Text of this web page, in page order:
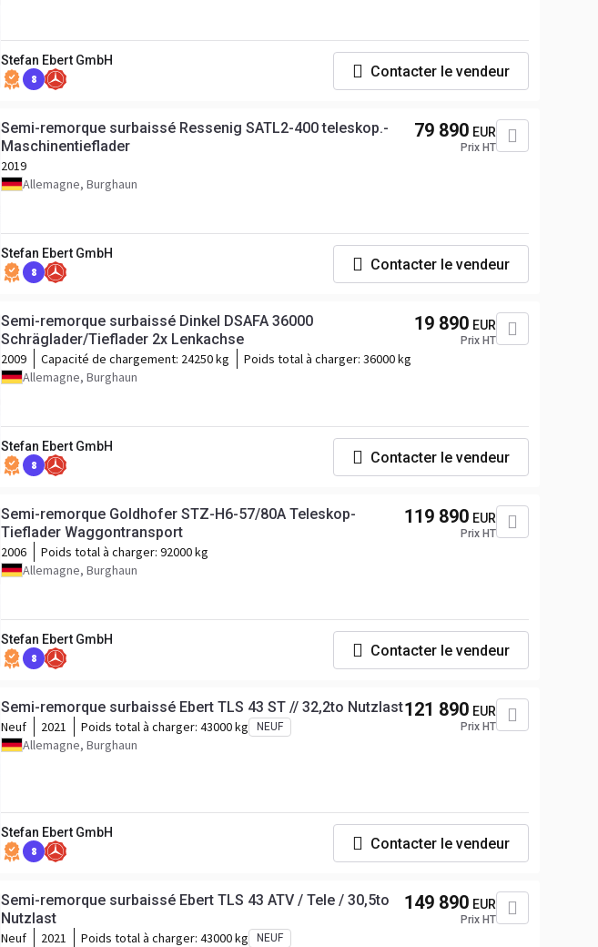
Stefan Ebert GmbH
8 Contacter le vendeur
Semi-remorque surbaissé Ressenig SATL2-400 teleskop.-
Maschinentieflader
2019
Allemagne, Burghaun
79 890 EUR
Prix HT
Stefan Ebert GmbH
8 Contacter le vendeur
Semi-remorque surbaissé Dinkel DSAFA 36000
Schräglader/Tieflader 2x Lenkachse
2009 Capacité de chargement: 24250 kg Poids total à charger: 36000 kg
Allemagne, Burghaun
19 890 EUR
Prix HT
Stefan Ebert GmbH
8 Contacter le vendeur
Semi-remorque Goldhofer STZ-H6-57/80A Teleskop-
Tieflader Waggontransport
2006 Poids total à charger: 92000 kg
Allemagne, Burghaun
119 890 EUR
Prix HT
Stefan Ebert GmbH
8 Contacter le vendeur
Semi-remorque surbaissé Ebert TLS 43 ST // 32,2to Nutzlast
Neuf 2021 Poids total à charger: 43000 kg NEUF
Allemagne, Burghaun
121 890 EUR
Prix HT
Stefan Ebert GmbH
8 Contacter le vendeur
Semi-remorque surbaissé Ebert TLS 43 ATV / Tele / 30,5to
Nutzlast
Neuf 2021 Poids total à charger: 43000 kg NEUF
149 890 EUR
Prix HT